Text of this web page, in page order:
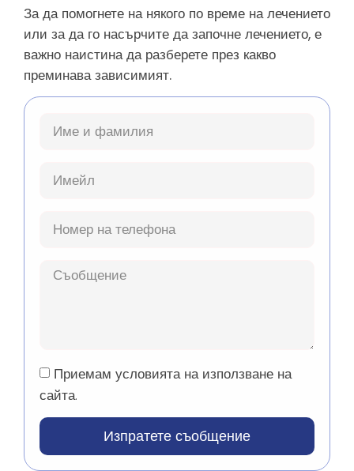
За да помогнете на някого по време на лечението
или за да го насърчите да започне лечението, е
важно наистина да разберете през какво
преминава зависимият.
Приемам условията на използване на
сайта.
Изпратете съобщение